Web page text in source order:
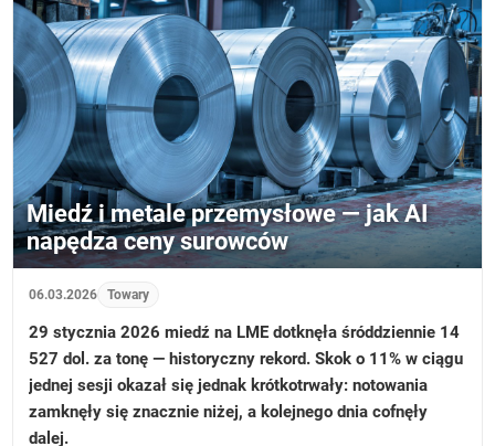
Miedź i metale przemysłowe — jak AI
napędza ceny surowców
06.03.2026 Towary
29 stycznia 2026 miedź na LME dotknęła śróddziennie 14
527 dol. za tonę — historyczny rekord. Skok o 11% w ciągu
jednej sesji okazał się jednak krótkotrwały: notowania
zamknęły się znacznie niżej, a kolejnego dnia cofnęły
dalej.